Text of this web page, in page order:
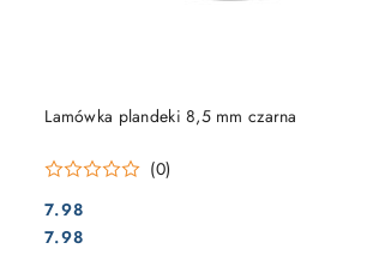
Lamówka plandeki 8,5 mm czarna
(0)
Cena:
7.98
Cena:
7.98
DO KOSZYKA